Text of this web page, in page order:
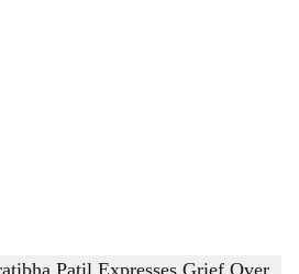
Grief Over Ajit Pawar's Demise- Agrowon